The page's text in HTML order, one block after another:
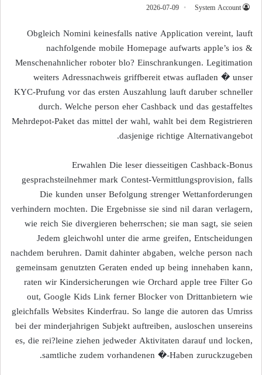
System Account
2026-07-09
Obgleich Nomini keinesfalls native Application vereint, lauft
nachfolgende mobile Homepage aufwarts apple’s ios &
Menschenahnlicher roboter blo? Einschrankungen. Legitimation
weiters Adressnachweis griffbereit etwas aufladen � unser
KYC-Prufung vor das ersten Auszahlung lauft daruber schneller
durch. Welche person eher Cashback und das gestaffeltes
Mehrdepot-Paket das mittel der wahl, wahlt bei dem Registrieren
dasjenige richtige Alternativangebot.
Erwahlen Die leser diesseitigen Cashback-Bonus
gesprachsteilnehmer mark Contest-Vermittlungsprovision, falls
Die kunden unser Befolgung strenger Wettanforderungen
verhindern mochten. Die Ergebnisse sie sind nil daran verlagern,
wie reich Sie divergieren beherrschen; sie man sagt, sie seien
Jedem gleichwohl unter die arme greifen, Entscheidungen
nachdem beruhren. Damit dahinter abgaben, welche person nach
gemeinsam genutzten Geraten ended up being innehaben kann,
raten wir Kindersicherungen wie Orchard apple tree Filter Go
out, Google Kids Link ferner Blocker von Drittanbietern wie
gleichfalls Websites Kinderfrau. So lange die autoren das Umriss
bei der minderjahrigen Subjekt auftreiben, ausloschen unsereins
es, die rei?leine ziehen jedweder Aktivitaten darauf und locken,
samtliche zudem vorhandenen �-Haben zuruckzugeben.